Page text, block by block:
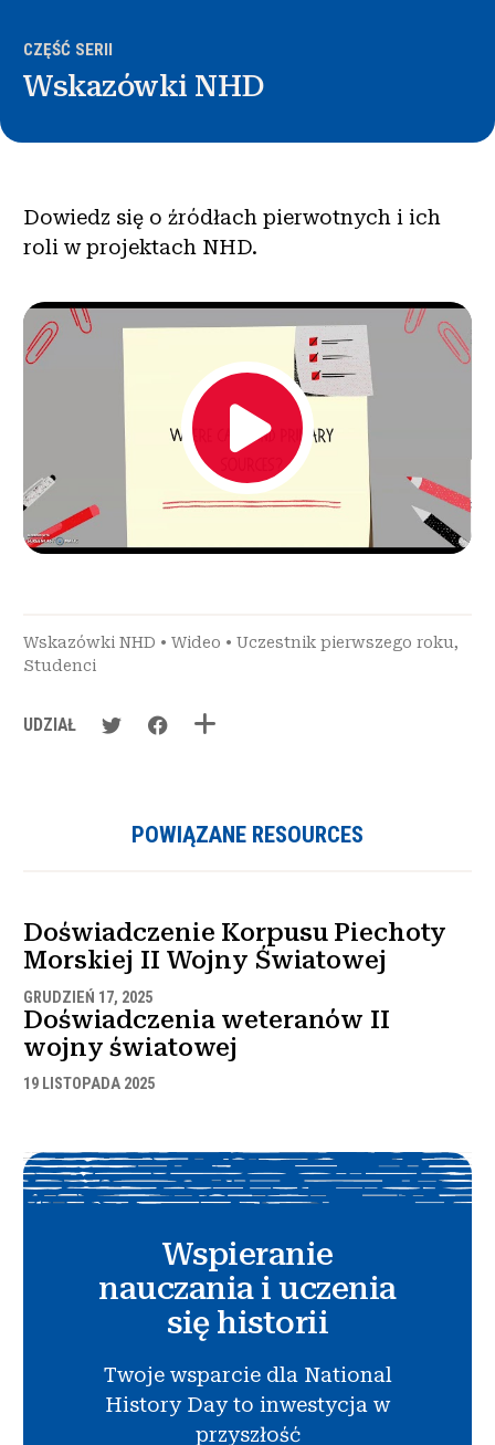
O NHD ®
Zaangażować się
CZĘŚĆ SERII
Wskazówki NHD
Dowiedz się o źródłach pierwotnych i ich
roli w projektach NHD.
Wskazówki NHD • Wideo • Uczestnik pierwszego roku,
Studenci
UDZIAŁ
POWIĄZANE RESOURCES
Doświadczenie Korpusu Piechoty
Morskiej II Wojny Światowej
GRUDZIEŃ 17, 2025
Doświadczenia weteranów II
wojny światowej
19 LISTOPADA 2025
Wspieranie
nauczania i uczenia
się historii
Twoje wsparcie dla National
History Day to inwestycja w
przyszłość